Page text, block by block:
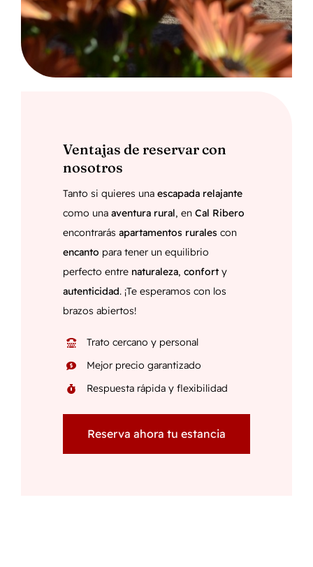
Ventajas de reservar con
nosotros
Tanto si quieres una escapada relajante
como una aventura rural, en Cal Ribero
encontrarás apartamentos rurales con
encanto para tener un equilibrio
perfecto entre naturaleza, confort y
autenticidad. ¡Te esperamos con los
brazos abiertos!
Trato cercano y personal
Mejor precio garantizado
Respuesta rápida y flexibilidad
Reserva ahora tu estancia